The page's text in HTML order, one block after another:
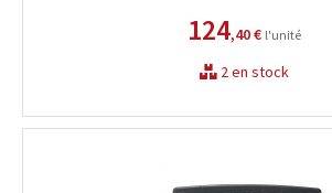
124,40 € l'unité
2 en stock